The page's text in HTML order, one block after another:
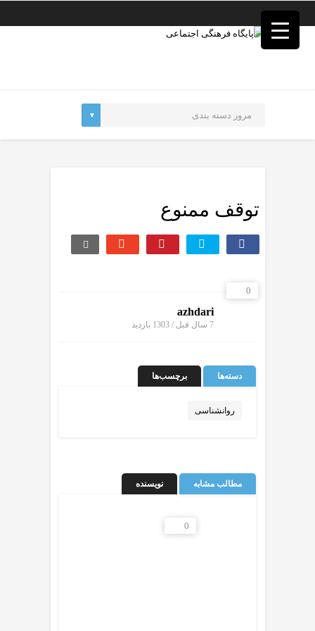
توقف ممنوع
0
azhdari
7 سال قبل / 1303 بازدید
دسته‌ها برچسب‌ها
روانشناسی
مطالب مشابه نویسنده
0